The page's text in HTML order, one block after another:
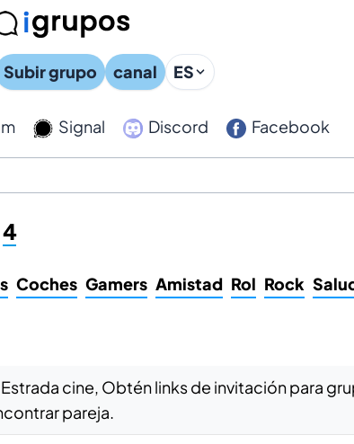
Subir grupo canal ES
Signal Discord Facebook
4
Coches Gamers Amistad Rol Rock
cine, Obtén links de invitación para
pareja.